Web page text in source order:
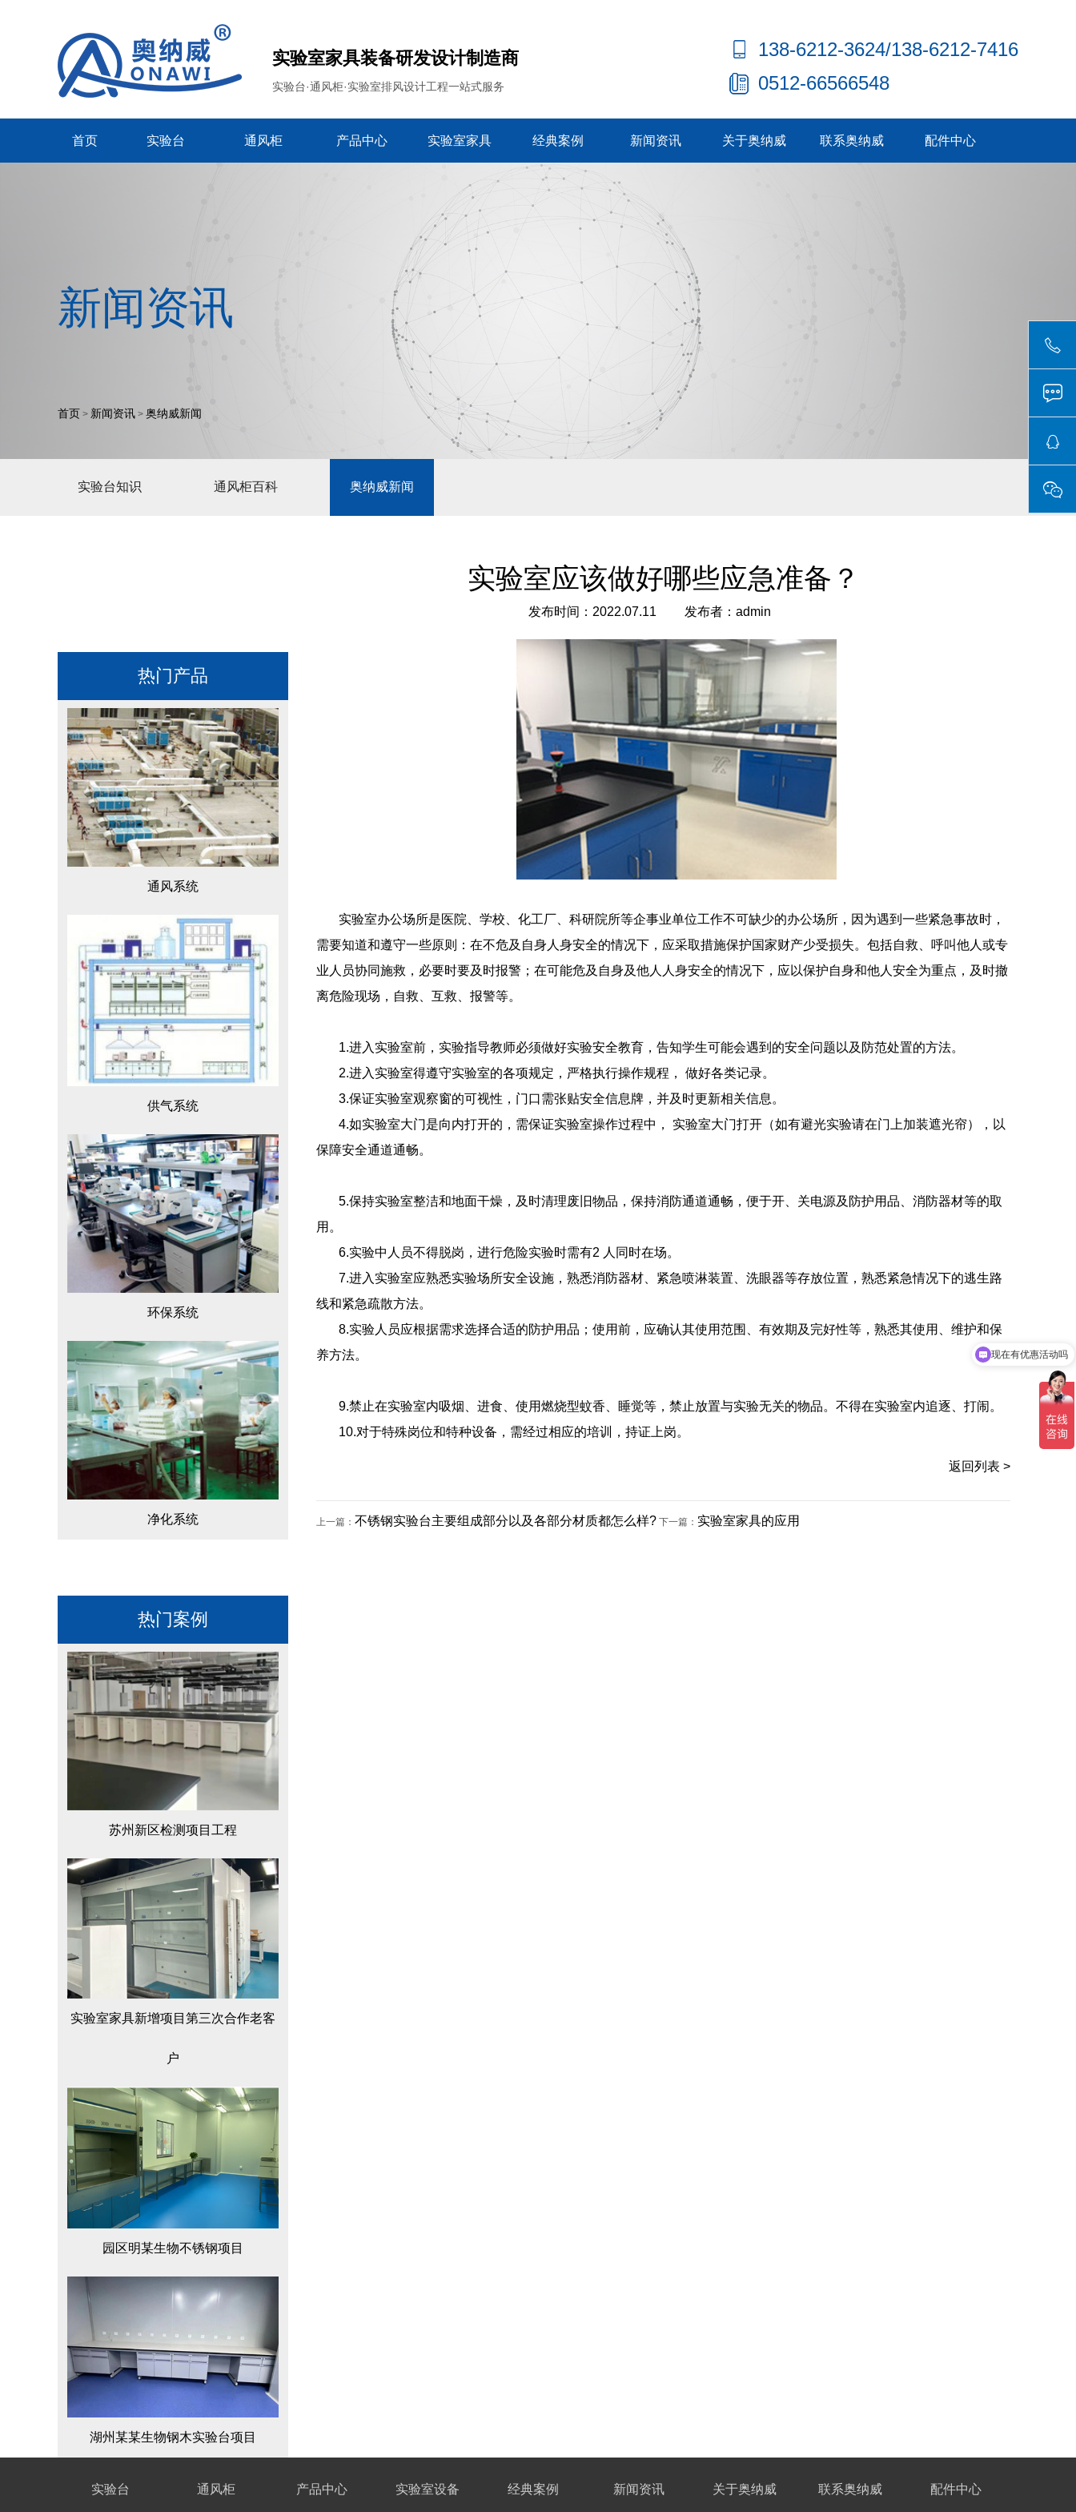
实验室家具装备研发设计制造商
实验台·通风柜·实验室排风设计工程一站式服务
138-6212-3624/138-6212-7416
0512-66566548
首页 实验台 通风柜 产品中心 实验室家具 经典案例 新闻资讯 关于奥纳威 联系奥纳威 配件中心
新闻资讯
首页 > 新闻资讯 > 奥纳威新闻
实验台知识 通风柜百科 奥纳威新闻
热门产品
通风系统
供气系统
环保系统
净化系统
热门案例
苏州新区检测项目工程
实验室家具新增项目第三次合作老客
户
园区明某生物不锈钢项目
湖州某某生物钢木实验台项目
实验室应该做好哪些应急准备？
发布时间：2022.07.11 发布者：admin
实验室办公场所是医院、学校、化工厂、科研院所等企事业单位工作不可缺少的办公场所，因为遇到一些紧急事故时，
需要知道和遵守一些原则：在不危及自身人身安全的情况下，应采取措施保护国家财产少受损失。包括自救、呼叫他人或专
业人员协同施救，必要时要及时报警；在可能危及自身及他人人身安全的情况下，应以保护自身和他人安全为重点，及时撤
离危险现场，自救、互救、报警等。
1.进入实验室前，实验指导教师必须做好实验安全教育，告知学生可能会遇到的安全问题以及防范处置的方法。
2.进入实验室得遵守实验室的各项规定，严格执行操作规程， 做好各类记录。
3.保证实验室观察窗的可视性，门口需张贴安全信息牌，并及时更新相关信息。
4.如实验室大门是向内打开的，需保证实验室操作过程中， 实验室大门打开（如有避光实验请在门上加装遮光帘），以
保障安全通道通畅。
5.保持实验室整洁和地面干燥，及时清理废旧物品，保持消防通道通畅，便于开、关电源及防护用品、消防器材等的取
用。
6.实验中人员不得脱岗，进行危险实验时需有2 人同时在场。
7.进入实验室应熟悉实验场所安全设施，熟悉消防器材、紧急喷淋装置、洗眼器等存放位置，熟悉紧急情况下的逃生路
线和紧急疏散方法。
8.实验人员应根据需求选择合适的防护用品；使用前，应确认其使用范围、有效期及完好性等，熟悉其使用、维护和保
养方法。
9.禁止在实验室内吸烟、进食、使用燃烧型蚊香、睡觉等，禁止放置与实验无关的物品。不得在实验室内追逐、打闹。
10.对于特殊岗位和特种设备，需经过相应的培训，持证上岗。
返回列表 >
上一篇： 不锈钢实验台主要组成部分以及各部分材质都怎么样? 下一篇： 实验室家具的应用
实验台 通风柜 产品中心 实验室设备 经典案例 新闻资讯 关于奥纳威 联系奥纳威 配件中心
可以介绍下你们的产品么
现在有优惠活动吗